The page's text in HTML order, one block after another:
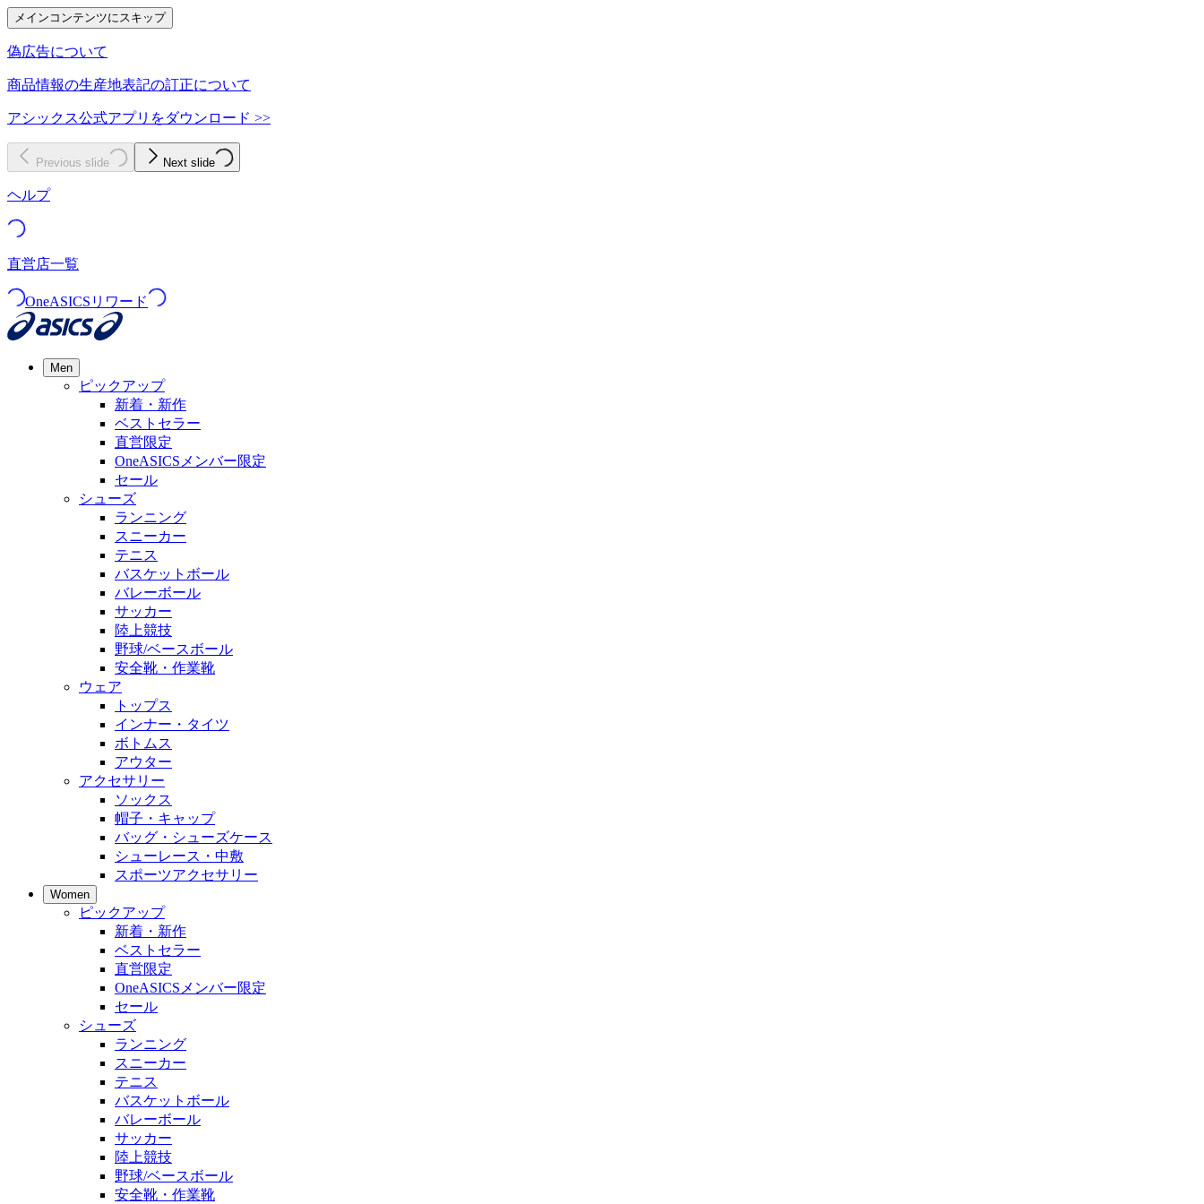
メインコンテンツにスキップ
偽広告について
商品情報の生産地表記の訂正について
アシックス公式アプリをダウンロード >>
Previous slide Next slide
ヘルプ
直営店一覧
OneASICSリワード
Men
ピックアップ
新着・新作
ベストセラー
直営限定
OneASICSメンバー限定
セール
シューズ
ランニング
スニーカー
テニス
バスケットボール
バレーボール
サッカー
陸上競技
野球/ベースボール
安全靴・作業靴
ウェア
トップス
インナー・タイツ
ボトムス
アウター
アクセサリー
ソックス
帽子・キャップ
バッグ・シューズケース
シューレース・中敷
スポーツアクセサリー
Women
ピックアップ
新着・新作
ベストセラー
直営限定
OneASICSメンバー限定
セール
シューズ
ランニング
スニーカー
テニス
バスケットボール
バレーボール
サッカー
陸上競技
野球/ベースボール
安全靴・作業靴